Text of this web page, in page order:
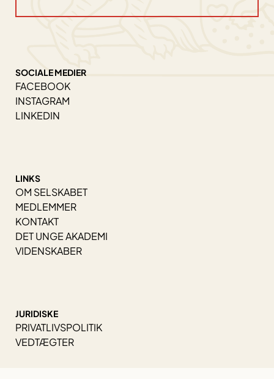
SOCIALE MEDIER
FACEBOOK
INSTAGRAM
LINKEDIN
LINKS
OM SELSKABET
MEDLEMMER
KONTAKT
DET UNGE AKADEMI
VIDENSKABER
JURIDISKE
PRIVATLIVSPOLITIK
VEDTÆGTER